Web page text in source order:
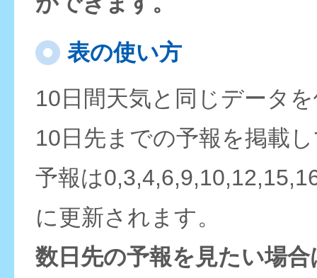
表の使い方
10日間天気と同じデータ
10日先までの予報を掲載
予報は
に更新されます。
数日先の予報を見たい場